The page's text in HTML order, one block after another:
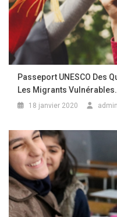
Passeport UNESCO Des
Les Migrants Vulnérables.
18 janvier 2020 admin